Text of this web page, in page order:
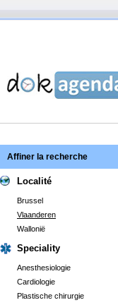
Affiner la recherche
Localité
Brussel
Vlaanderen
Wallonië
Speciality
Anesthesiologie
Cardiologie
Plastische chirurgie